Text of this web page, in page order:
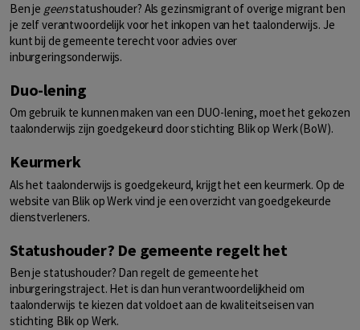
Ben je geenstatushouder? Als gezinsmigrant of overige migrant ben
je zelf verantwoordelijk voor het inkopen van het taalonderwijs. Je
kunt bij de gemeente terecht voor advies over
inburgeringsonderwijs.
Duo-lening
Om gebruik te kunnen maken van een DUO-lening, moet het gekozen
taalonderwijs zijn goedgekeurd door stichting Blik op Werk (BoW).
Keurmerk
Als het taalonderwijs is goedgekeurd, krijgt het een keurmerk. Op de
website van Blik op Werk vind je een overzicht van goedgekeurde
dienstverleners.
Statushouder? De gemeente regelt het
Ben je statushouder? Dan regelt de gemeente het
inburgeringstraject. Het is dan hun verantwoordelijkheid om
taalonderwijs te kiezen dat voldoet aan de kwaliteitseisen van
stichting Blik op Werk.